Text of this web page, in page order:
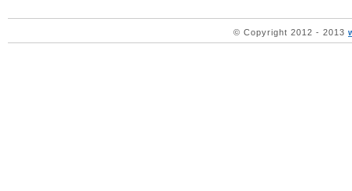
© Copyright 2012 - 2013